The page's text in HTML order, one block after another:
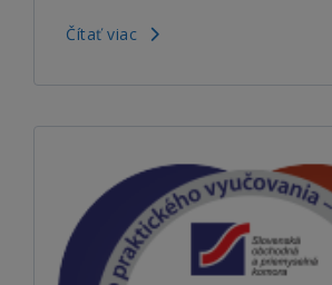
Čítať viac